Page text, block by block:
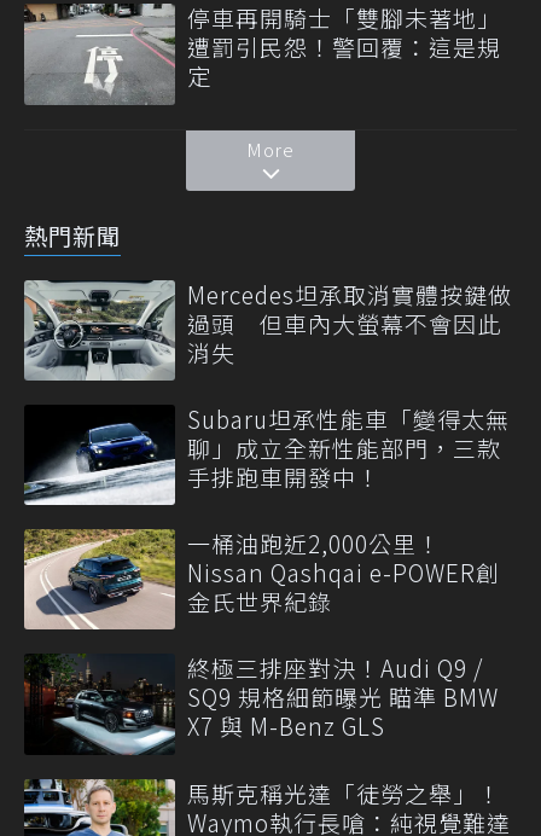
停車再開騎士「雙腳未著地」
遭罰引民怨！警回覆：這是規
定
More
熱門新聞
Mercedes坦承取消實體按鍵做
過頭 但車內大螢幕不會因此
消失
Subaru坦承性能車「變得太無
聊」成立全新性能部門，三款
手排跑車開發中！
一桶油跑近2,000公里！
Nissan Qashqai e-POWER創
金氏世界紀錄
終極三排座對決！Audi Q9 /
SQ9 規格細節曝光 瞄準 BMW
X7 與 M-Benz GLS
馬斯克稱光達「徒勞之舉」！
Waymo執行長嗆：純視覺難達